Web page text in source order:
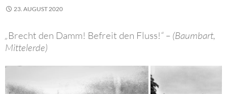
23. AUGUST 2020
„Brecht den Damm! Befreit den Fluss!“ – (Baumbart,
Mittelerde)